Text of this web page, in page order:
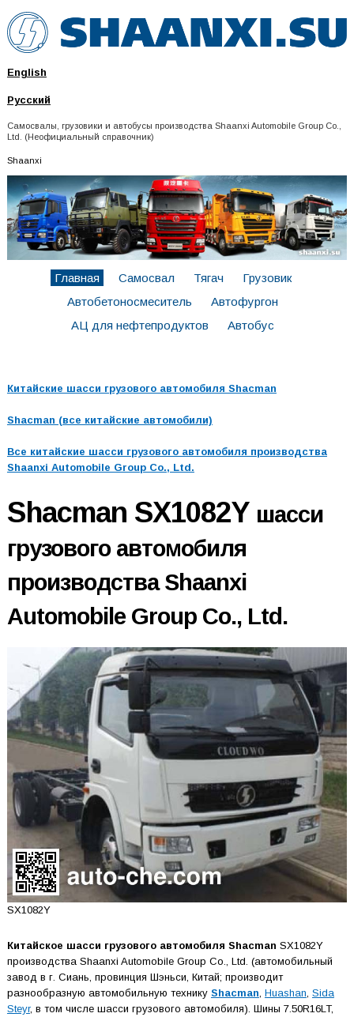
English
Русский
Самосвалы, грузовики и автобусы производства Shaanxi Automobile Group Co.,
Ltd. (Неофициальный справочник)
Shaanxi
Главная Самосвал Тягач
Грузовик
Автобетоносмеситель
Автофургон
АЦ для нефтепродуктов
Автобус
Китайские шасси грузового автомобиля Shacman
Shacman (все китайские автомобили)
Все китайские шасси грузового автомобиля производства
Shaanxi Automobile Group Co., Ltd.
Shacman SX1082Y шасси
грузового автомобиля
производства Shaanxi
Automobile Group Co., Ltd.
SX1082Y
Китайское шасси грузового автомобиля Shacman SX1082Y
производства Shaanxi Automobile Group Co., Ltd. (автомобильный
завод в г. Сиань, провинция Шэньси, Китай; производит
разнообразную автомобильную технику Shacman Huashan Sida
Steyr, в том числе шасси грузового автомобиля). Шины 7.50R16LT,